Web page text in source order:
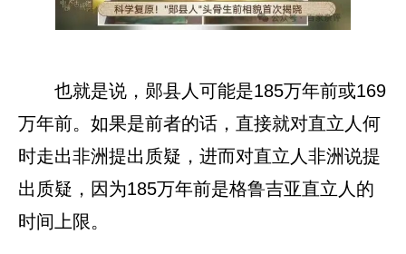
也就是说，郧县人可能是185万年前或169
万年前。如果是前者的话，直接就对直立人何
时走出非洲提出质疑，进而对直立人非洲说提
出质疑，因为185万年前是格鲁吉亚直立人的
时间上限。